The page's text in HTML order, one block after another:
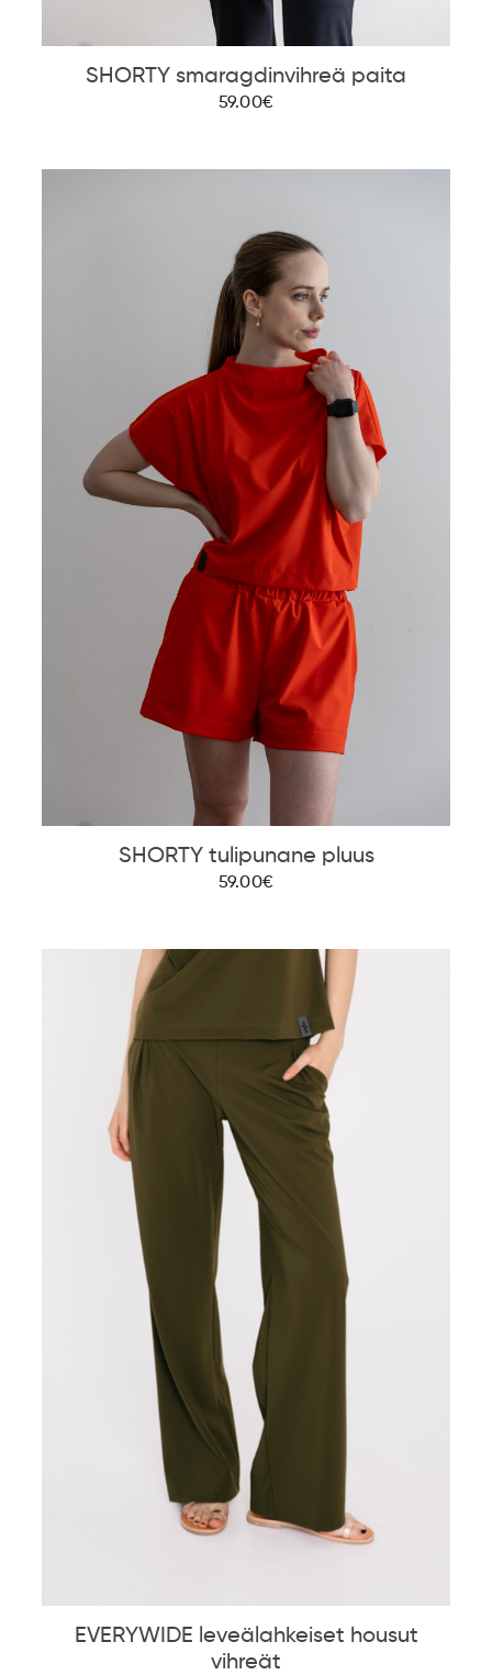
SHORTY smaragdinvihreä paita
59.00€
SHORTY tulipunane pluus
59.00€
EVERYWIDE leveälahkeiset housut
vihreät